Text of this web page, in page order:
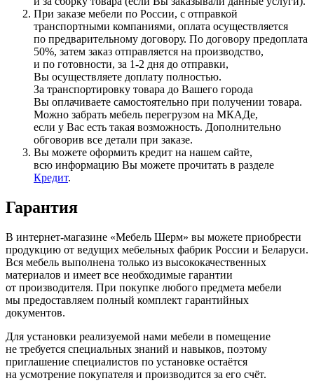
При заказе мебели по России, с отправкой
транспортными компаниями, оплата осуществляется
по предварительному договору. По договору предоплата
50%, затем заказ отправляется на производство,
и по готовности, за 1-2 дня до отправки,
Вы осуществляете доплату полностью.
За транспортировку товара до Вашего города
Вы оплачиваете самостоятельно при получении товара.
Можно забрать мебель перегрузом на МКАДе,
если у Вас есть такая возможность. Дополнительно
обговорив все детали при заказе.
Вы можете оформить кредит на нашем сайте,
всю информацию Вы можете прочитать в разделе
Кредит.
Гарантия
В интернет-магазине «Мебель Шерм» вы можете приобрести
продукцию от ведущих мебельных фабрик России и Беларуси.
Вся мебель выполнена только из высококачественных
материалов и имеет все необходимые гарантии
от производителя. При покупке любого предмета мебели
мы предоставляем полный комплект гарантийных
документов.
Для установки реализуемой нами мебели в помещение
не требуется специальных знаний и навыков, поэтому
приглашение специалистов по установке остаётся
на усмотрение покупателя и производится за его счёт.